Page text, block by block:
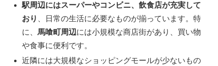
駅周辺にはスーパーやコンビニ、飲食店が充実して
おり
、日常の生活に必要なものが揃っています。特
に、馬喰町周辺には小規模な商店街があり、買い物
や食事に便利です。
近隣には大規模なショッピングモールが少ないもの